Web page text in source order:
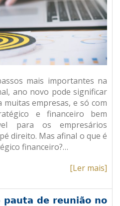
mais importantes na
ano novo pode significar
empresas, e só com
e financeiro bem
para os empresários
direito. Mas afinal o que é
financeiro?…
[Ler mais]
pauta de reunião no